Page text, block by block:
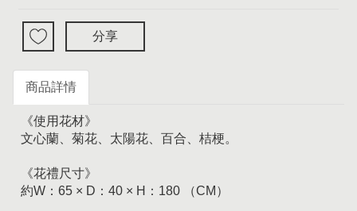
分享
商品詳情
《使用花材》
文心蘭、菊花、太陽花、百合、桔梗。
《花禮尺寸》
約W：65 × D：40 × H：180 （CM）